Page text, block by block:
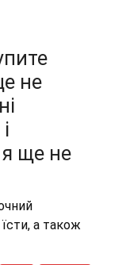
не
я ще не
а також